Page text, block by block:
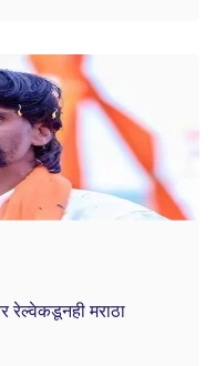
रेल्वेकडूनही मराठा